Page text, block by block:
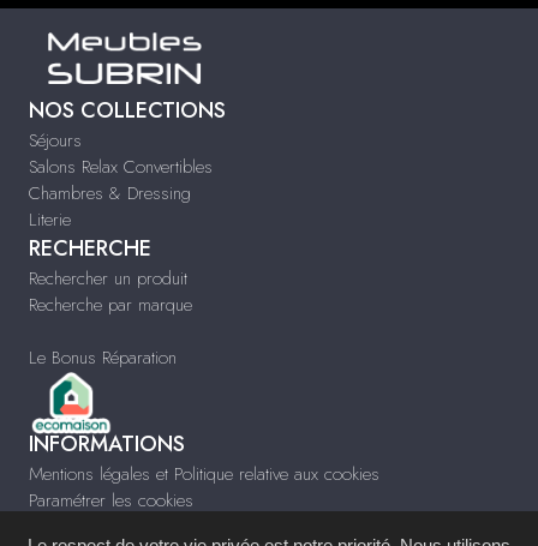
NOS COLLECTIONS
Séjours
Salons Relax Convertibles
Chambres & Dressing
Literie
RECHERCHE
Rechercher un produit
Recherche par marque
Le Bonus Réparation
INFORMATIONS
Mentions légales et Politique relative aux cookies
Paramétrer les cookies